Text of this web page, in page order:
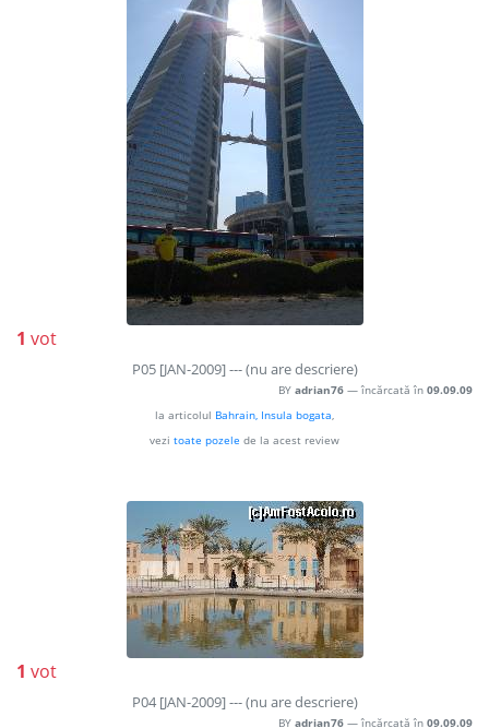
1 vot
P05 [JAN-2009] --- (nu are descriere)
BY adrian76 — încărcată în 09.09.09
la articolul Bahrain, Insula bogata,
vezi toate pozele de la acest review
1 vot
P04 [JAN-2009] --- (nu are descriere)
BY adrian76 — încărcată în 09.09.09